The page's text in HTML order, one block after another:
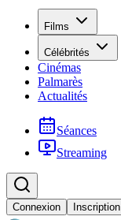
Films
Célébrités
Cinémas
Palmarès
Actualités
Séances
Streaming
Connexion Inscription